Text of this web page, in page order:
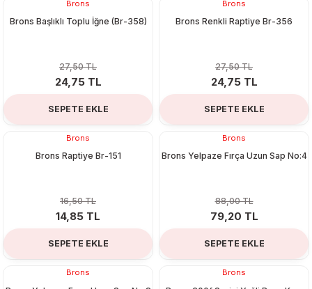
Brons
Brons Başlıklı Toplu İğne (Br-358)
27,50 TL
24,75 TL
SEPETE EKLE
Brons
Brons Renkli Raptiye Br-356
27,50 TL
24,75 TL
SEPETE EKLE
Brons
Brons Raptiye Br-151
16,50 TL
14,85 TL
SEPETE EKLE
Brons
Brons Yelpaze Fırça Uzun Sap No:4
88,00 TL
79,20 TL
SEPETE EKLE
Brons Brons